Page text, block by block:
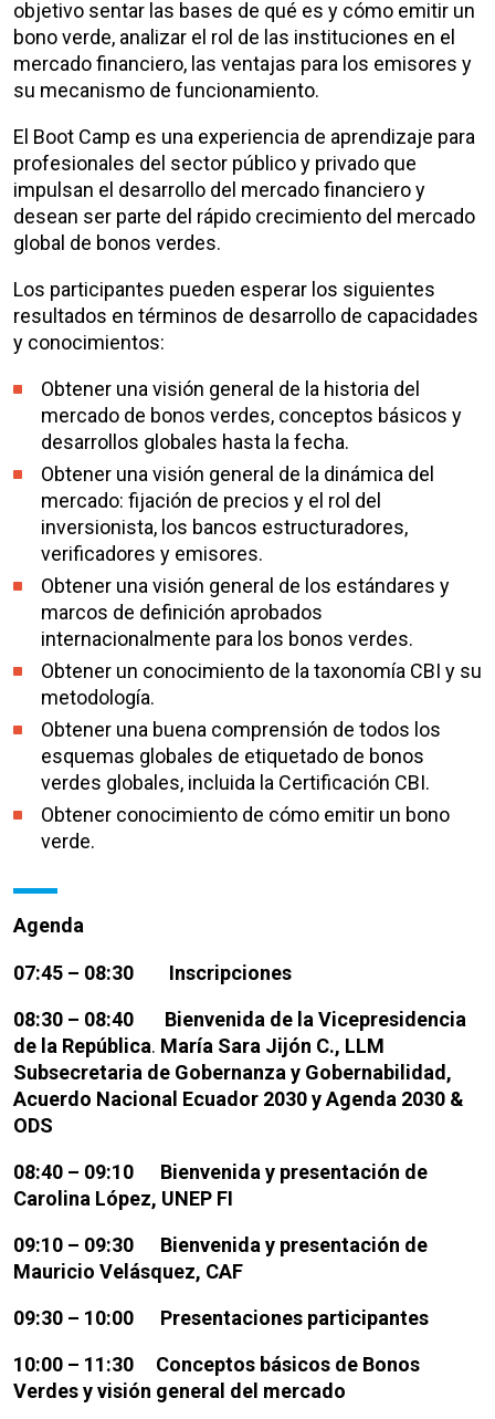
objetivo sentar las bases de qué es y cómo emitir un
bono verde, analizar el rol de las instituciones en el
mercado financiero, las ventajas para los emisores y
su mecanismo de funcionamiento.
El Boot Camp es una experiencia de aprendizaje para
profesionales del sector público y privado que
impulsan el desarrollo del mercado financiero y
desean ser parte del rápido crecimiento del mercado
global de bonos verdes.
Los participantes pueden esperar los siguientes
resultados en términos de desarrollo de capacidades
y conocimientos:
Obtener una visión general de la historia del
mercado de bonos verdes, conceptos básicos y
desarrollos globales hasta la fecha.
Obtener una visión general de la dinámica del
mercado: fijación de precios y el rol del
inversionista, los bancos estructuradores,
verificadores y emisores.
Obtener una visión general de los estándares y
marcos de definición aprobados
internacionalmente para los bonos verdes.
Obtener un conocimiento de la taxonomía CBI y su
metodología.
Obtener una buena comprensión de todos los
esquemas globales de etiquetado de bonos
verdes globales, incluida la Certificación CBI.
Obtener conocimiento de cómo emitir un bono
verde.
Agenda
07:45 – 08:30 Inscripciones
08:30 – 08:40
Bienvenida de la Vicepresidencia
de la República. María Sara Jijón C., LLM
Subsecretaria de Gobernanza y Gobernabilidad,
Acuerdo Nacional Ecuador 2030 y Agenda 2030 &
ODS
08:40 – 09:10 Bienvenida y presentación de
Carolina López, UNEP FI
09:10 – 09:30 Bienvenida y presentación de
Mauricio Velásquez, CAF
09:30 – 10:00 Presentaciones participantes
10:00 – 11:30 Conceptos básicos de Bonos
Verdes y visión general del mercado